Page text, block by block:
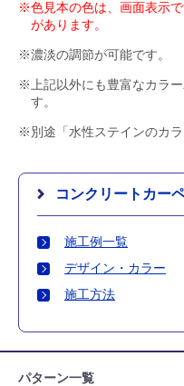
※色見本の色は、画面表示
があります。
※濃淡の調節が可能です。
※上記以外にも豊富なカラ
す。
※別途「水性ステインのカラ
コンクリートカー
施工例一覧
デザイン・カラー
施工方法
パターン一覧